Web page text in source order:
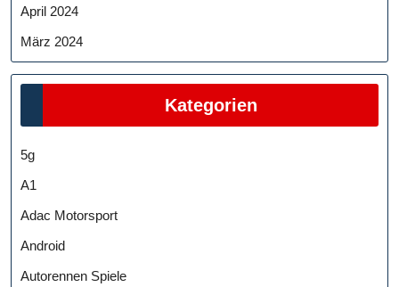
April 2024
März 2024
Kategorien
5g
A1
Adac Motorsport
Android
Autorennen Spiele